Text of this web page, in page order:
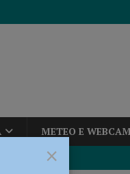
METEO E WEBCAM
×